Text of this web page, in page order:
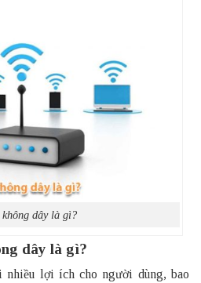
không dây là gì?
dây là gì?
nhiều lợi ích cho người dùng, bao